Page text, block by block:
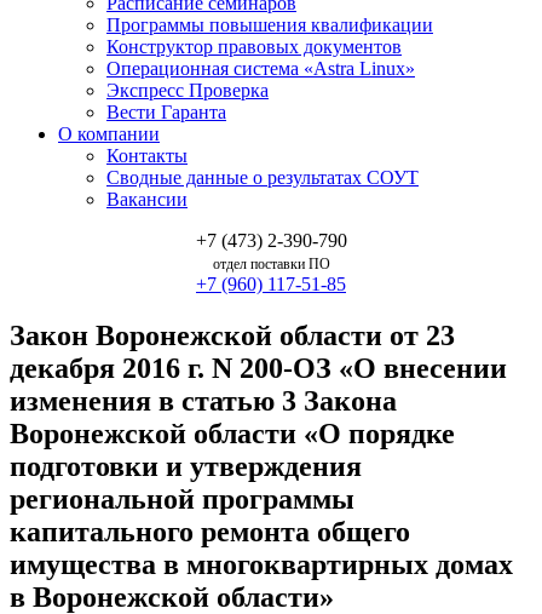
Программы повышения квалификации
Конструктор правовых документов
Операционная система «Astra Linux»
Экспресс Проверка
Вести Гаранта
О компании
Контакты
Сводные данные о результатах СОУТ
Вакансии
+7 (473) 2-390-790
отдел поставки ПО
+7 (960) 117-51-85
Закон Воронежской области от 23
декабря 2016 г. N 200-ОЗ «О внесении
изменения в статью 3 Закона
Воронежской области «О порядке
подготовки и утверждения
региональной программы
капитального ремонта общего
имущества в многоквартирных домах
в Воронежской области»